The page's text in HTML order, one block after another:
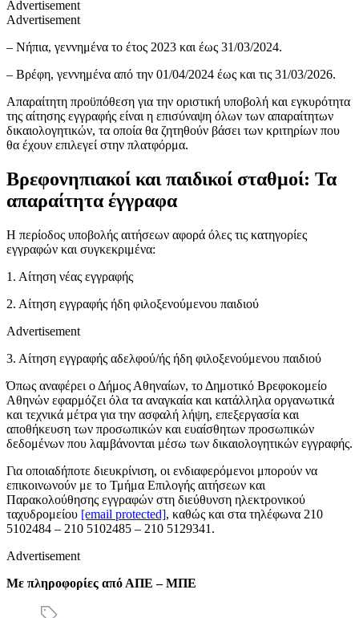
Advertisement
Advertisement
– Νήπια, γεννημένα το έτος 2023 και έως 31/03/2024.
– Βρέφη, γεννημένα από την 01/04/2024 έως και τις 31/03/2026.
Απαραίτητη προϋπόθεση για την οριστική υποβολή και εγκυρότητα
της αίτησης εγγραφής είναι η επισύναψη όλων των απαραίτητων
δικαιολογητικών, τα οποία θα ζητηθούν βάσει των κριτηρίων που
θα έχουν επιλεγεί στην πλατφόρμα.
Βρεφονηπιακοί και παιδικοί σταθμοί: Τα
απαραίτητα έγγραφα
Η περίοδος υποβολής αιτήσεων αφορά όλες τις κατηγορίες
εγγραφών και συγκεκριμένα:
1. Αίτηση νέας εγγραφής
2. Αίτηση εγγραφής ήδη φιλοξενούμενου παιδιού
Advertisement
3. Αίτηση εγγραφής αδελφού/ής ήδη φιλοξενούμενου παιδιού
Όπως αναφέρει ο Δήμος Αθηναίων, το Δημοτικό Βρεφοκομείο
Αθηνών εφαρμόζει όλα τα αναγκαία και κατάλληλα οργανωτικά
και τεχνικά μέτρα για την ασφαλή λήψη, επεξεργασία και
αποθήκευση των προσωπικών και ευαίσθητων προσωπικών
δεδομένων που λαμβάνονται μέσω των δικαιολογητικών εγγραφής.
Για οποιαδήποτε διευκρίνιση, οι ενδιαφερόμενοι μπορούν να
επικοινωνούν με το Τμήμα Επιλογής αιτήσεων και
Παρακολούθησης εγγραφών στη διεύθυνση ηλεκτρονικού
ταχυδρομείου [email protected], καθώς και στα τηλέφωνα 210
5102484 – 210 5102485 – 210 5129341.
Advertisement
Με πληροφορίες από ΑΠΕ – ΜΠΕ